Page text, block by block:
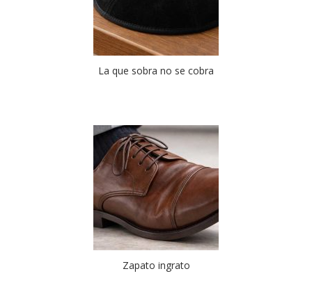
La que sobra no se cobra
Zapato ingrato